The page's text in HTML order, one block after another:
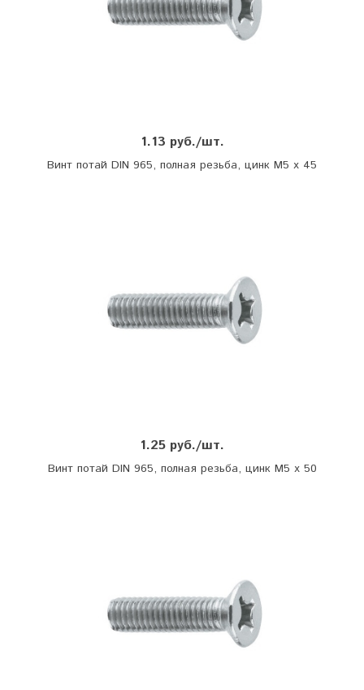
1.13 руб./шт.
Винт потай DIN 965, полная резьба, цинк М5 х 45
1.25 руб./шт.
Винт потай DIN 965, полная резьба, цинк М5 х 50